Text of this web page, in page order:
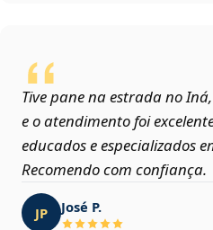
Tive pane na estrada no Iná,
e o atendimento foi
educados e especializados
Recomendo com confiança.
JP José P.